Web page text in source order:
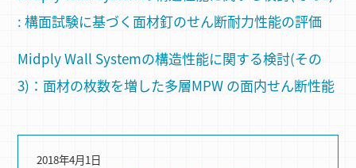
: 構面試験に基づく面材釘のせん断耐力性能の評価
Midply Wall Systemの構造性能に関する検討(その
3)：面材の枚数を増した多層MPW の面内せん断性能
2018年4月1日